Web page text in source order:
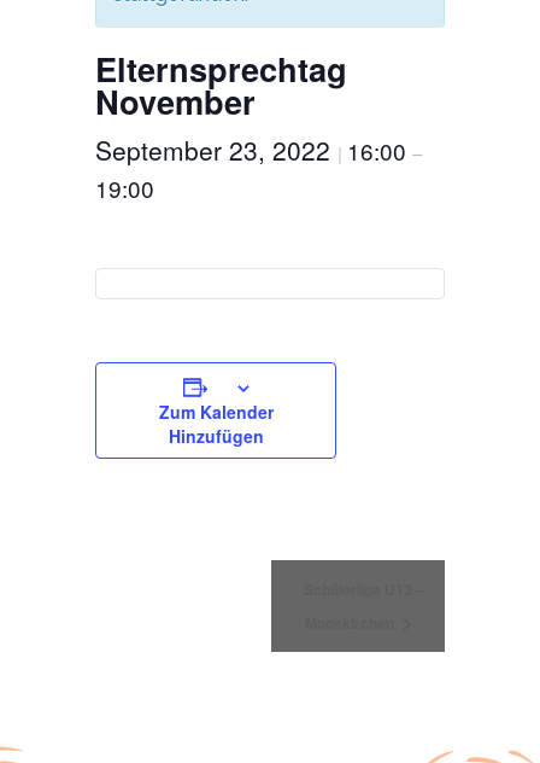
Elternsprechtag
November
September 23, 2022 | 16:00 –
19:00
Zum Kalender
Hinzufügen
Navigation